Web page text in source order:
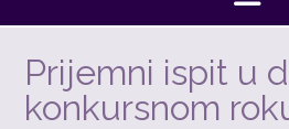
Prijemni ispit u
konkursnom